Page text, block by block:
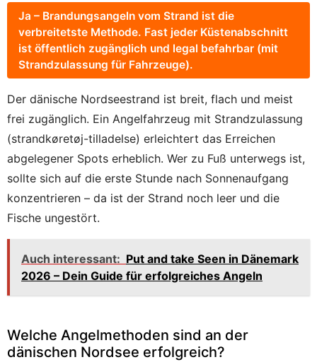
Ja – Brandungsangeln vom Strand ist die
verbreitetste Methode. Fast jeder Küstenabschnitt
ist öffentlich zugänglich und legal befahrbar (mit
Strandzulassung für Fahrzeuge).
Der dänische Nordseestrand ist breit, flach und meist
frei zugänglich. Ein Angelfahrzeug mit Strandzulassung
(strandkøretøj-tilladelse) erleichtert das Erreichen
abgelegener Spots erheblich. Wer zu Fuß unterwegs ist,
sollte sich auf die erste Stunde nach Sonnenaufgang
konzentrieren – da ist der Strand noch leer und die
Fische ungestört.
Auch interessant: Put and take Seen in Dänemark
2026 – Dein Guide für erfolgreiches Angeln
Welche Angelmethoden sind an der
dänischen Nordsee erfolgreich?